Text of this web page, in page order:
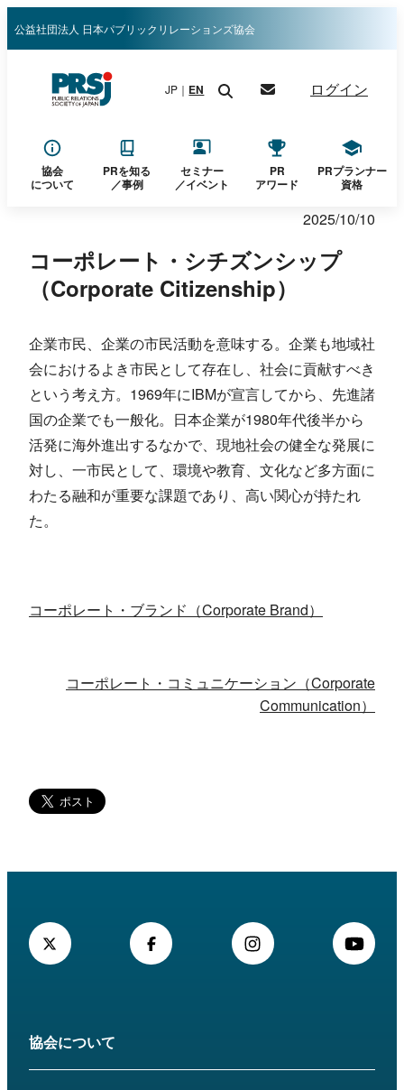
公益社団法人 日本パブリックリレーションズ協会
JP｜ EN ログイン
協会
について
PRを知る
／事例
セミナー
／イベント
PR
アワード
PRプランナー
資格
2025/10/10
コーポレート・シチズンシップ
（Corporate Citizenship）
企業市民、企業の市民活動を意味する。企業も地域社
会におけるよき市民として存在し、社会に貢献すべき
という考え方。1969年にIBMが宣言してから、先進諸
国の企業でも一般化。日本企業が1980年代後半から
活発に海外進出するなかで、現地社会の健全な発展に
対し、一市民として、環境や教育、文化など多方面に
わたる融和が重要な課題であり、高い関心が持たれ
た。
コーポレート・ブランド（Corporate Brand）
コーポレート・コミュニケーション（Corporate
Communication）
協会について